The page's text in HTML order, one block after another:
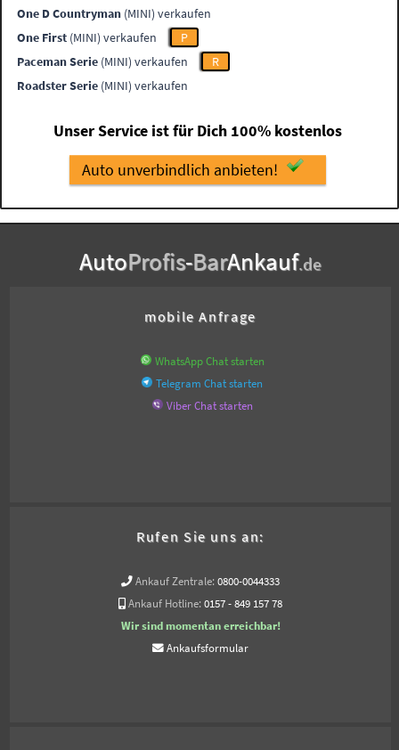
One D Countryman (MINI) verkaufen
One First (MINI) verkaufen
P
Paceman Serie (MINI) verkaufen
R
Roadster Serie (MINI) verkaufen
Unser Service ist für Dich 100% kostenlos
Auto unverbindlich anbieten!
AutoProfis-BarAnkauf.de
mobile Anfrage
WhatsApp Chat starten
Telegram Chat starten
Viber Chat starten
Rufen Sie uns an:
Ankauf Zentrale: 0800-0044333
Ankauf Hotline: 0157 - 849 157 78
Wir sind momentan erreichbar!
Ankaufsformular